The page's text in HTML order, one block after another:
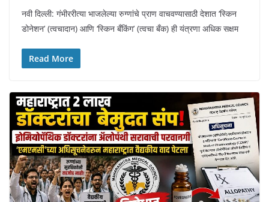
नवी दिल्ली: गंभीररीत्या भाजलेल्या रुग्णांचे प्राण वाचवण्यासाठी देशात ‘स्किन
डोनेशन’ (त्वचादान) आणि ‘स्किन बँकिंग’ (त्वचा बँक) ही यंत्रणा अधिक सक्षम
Read More